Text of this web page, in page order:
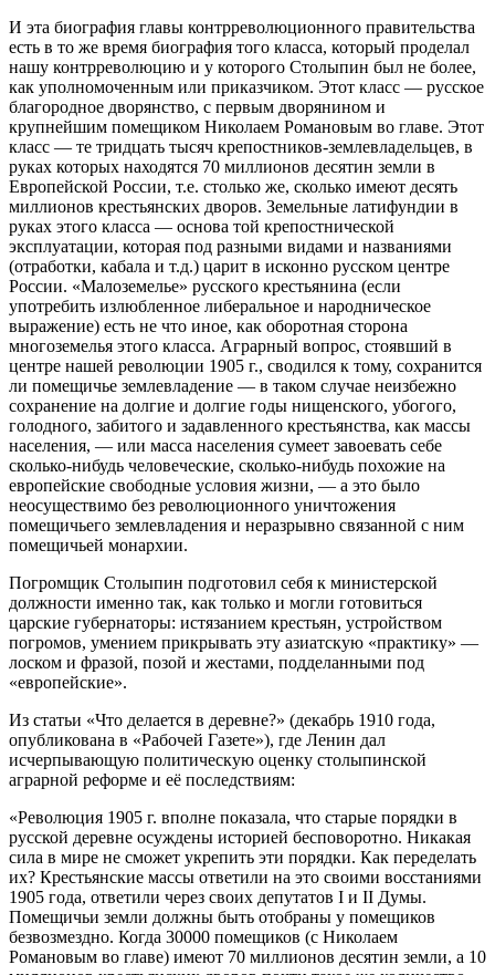
И эта биография главы контрреволюционного правительства
есть в то же время биография того класса, который проделал
нашу контрреволюцию и у которого Столыпин был не более,
как уполномоченным или приказчиком. Этот класс — русское
благородное дворянство, с первым дворянином и
крупнейшим помещиком Николаем Романовым во главе. Этот
класс — те тридцать тысяч крепостников-землевладельцев, в
руках которых находятся 70 миллионов десятин земли в
Европейской России, т.е. столько же, сколько имеют десять
миллионов крестьянских дворов. Земельные латифундии в
руках этого класса — основа той крепостнической
эксплуатации, которая под разными видами и названиями
(отработки, кабала и т.д.) царит в исконно русском центре
России. «Малоземелье» русского крестьянина (если
употребить излюбленное либеральное и народническое
выражение) есть не что иное, как оборотная сторона
многоземелья этого класса. Аграрный вопрос, стоявший в
центре нашей революции 1905 г., сводился к тому, сохранится
ли помещичье землевладение — в таком случае неизбежно
сохранение на долгие и долгие годы нищенского, убогого,
голодного, забитого и задавленного крестьянства, как массы
населения, — или масса населения сумеет завоевать себе
сколько-нибудь человеческие, сколько-нибудь похожие на
европейские свободные условия жизни, — а это было
неосуществимо без революционного уничтожения
помещичьего землевладения и неразрывно связанной с ним
помещичьей монархии.
Погромщик Столыпин подготовил себя к министерской
должности именно так, как только и могли готовиться
царские губернаторы: истязанием крестьян, устройством
погромов, умением прикрывать эту азиатскую «практику» —
лоском и фразой, позой и жестами, подделанными под
«европейские».
Из статьи «Что делается в деревне?» (декабрь 1910 года,
опубликована в «Рабочей Газете»), где Ленин дал
исчерпывающую политическую оценку столыпинской
аграрной реформе и её последствиям:
«Революция 1905 г. вполне показала, что старые порядки в
русской деревне осуждены историей бесповоротно. Никакая
сила в мире не сможет укрепить эти порядки. Как переделать
их? Крестьянские массы ответили на это своими восстаниями
1905 года, ответили через своих депутатов I и II Думы.
Помещичьи земли должны быть отобраны у помещиков
безвозмездно. Когда 30000 помещиков (с Николаем
Романовым во главе) имеют 70 миллионов десятин земли, а 10